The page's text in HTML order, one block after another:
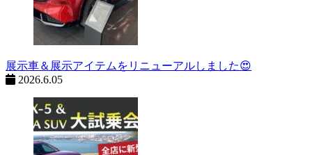
展示車＆展示アイテムをリニューアルしました😍
2026.6.05